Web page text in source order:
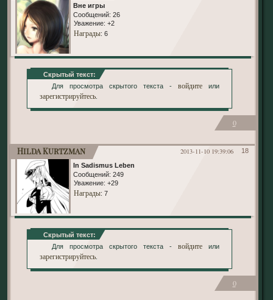
Вне игры
Сообщений: 26
Уважение: +2
Награды: 6
Скрытый текст:
Для просмотра скрытого текста -войдите или
зарегистрируйтесь.
0
18
2013-11-10 19:39:06
Hilda Kurtzman
In Sadismus Leben
Сообщений: 249
Уважение: +29
Награды: 7
Скрытый текст:
Для просмотра скрытого текста -войдите или
зарегистрируйтесь.
0